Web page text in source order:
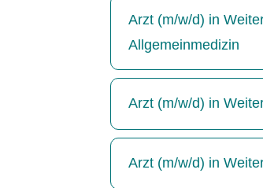
Arzt (m/w/d) in
Allgemeinmedizin
Arzt (m/w/d) in
Arzt (m/w/d) in